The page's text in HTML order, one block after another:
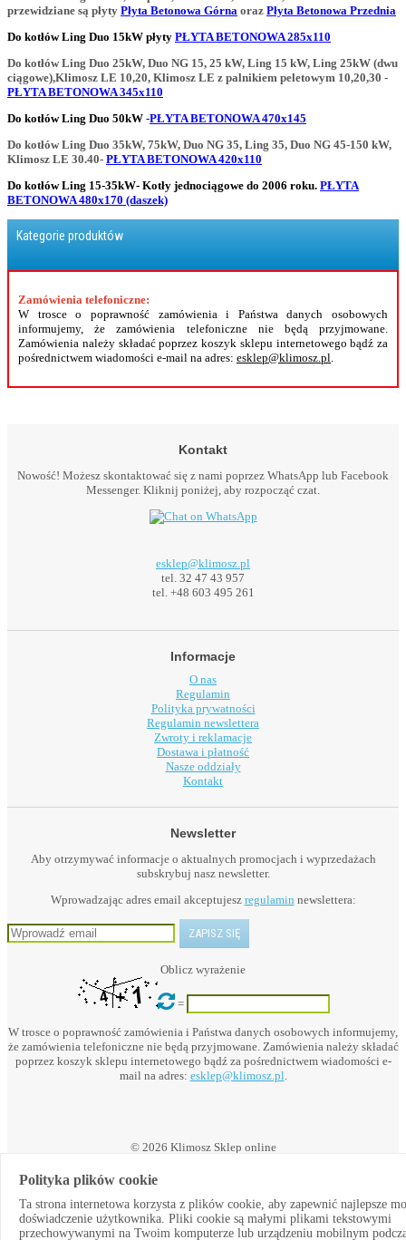
przewidziane są płyty Płyta Betonowa Górna oraz Płyta Betonowa Przednia
Do kotłów Ling Duo 15kW płyty PŁYTA BETONOWA 285x110
Do kotłów Ling Duo 25kW, Duo NG 15, 25 kW, Ling 15 kW, Ling 25kW (dwu
ciągowe),Klimosz LE 10,20, Klimosz LE z palnikiem peletowym 10,20,30 -
PŁYTA BETONOWA 345x110
Do kotłów Ling Duo 50kW -PŁYTA BETONOWA 470x145
Do kotłów Ling Duo 35kW, 75kW, Duo NG 35, Ling 35, Duo NG 45-150 kW,
Klimosz LE 30.40- PŁYTA BETONOWA 420x110
Do kotłów Ling 15-35kW- Kotły jednociągowe do 2006 roku. PŁYTA
BETONOWA 480x170 (daszek)
Kategorie produktów
Zamówienia telefoniczne:
W trosce o poprawność zamówienia i Państwa danych osobowych
informujemy, że zamówienia telefoniczne nie będą przyjmowane.
Zamówienia należy składać poprzez koszyk sklepu internetowego bądź za
pośrednictwem wiadomości e-mail na adres: esklep@klimosz.pl.
Kontakt
Nowość! Możesz skontaktować się z nami poprzez WhatsApp lub Facebook
Messenger. Kliknij poniżej, aby rozpocząć czat.
esklep@klimosz.pl
tel. 32 47 43 957
tel. +48 603 495 261
Informacje
O nas
Regulamin
Polityka prywatności
Regulamin newslettera
Zwroty i reklamacje
Dostawa i płatność
Nasze oddziały
Kontakt
Newsletter
Aby otrzymywać informacje o aktualnych promocjach i wyprzedażach
subskrybuj nasz newsletter.
Wprowadzając adres email akceptujesz regulamin newslettera:
Oblicz wyrażenie
=
W trosce o poprawność zamówienia i Państwa danych osobowych informujemy,
że zamówienia telefoniczne nie będą przyjmowane. Zamówienia należy składać
poprzez koszyk sklepu internetowego bądź za pośrednictwem wiadomości e-
mail na adres: esklep@klimosz.pl
© 2026 Klimosz Sklep online
Powered by:
Polityka plików cookie
Ta strona internetowa korzysta z plików cookie, aby zapewnić najlepsze
doświadczenie użytkownika. Pliki cookie są małymi plikami tekstowymi
przechowywanymi na Twoim komputerze lub urządzeniu mobilnym